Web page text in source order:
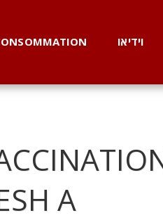
וידיאו
A